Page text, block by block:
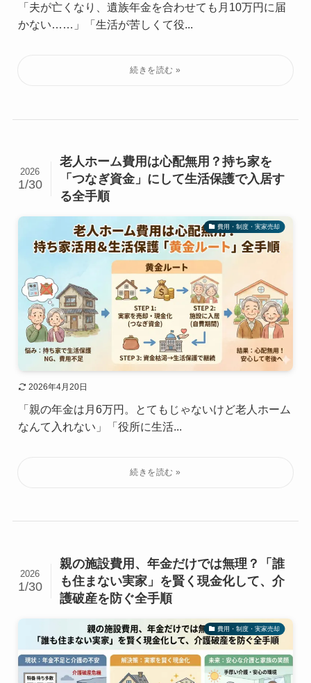
「夫が亡くなり、遺族年金を合わせても月10万円に届
かない……」「生活が苦しくて役...
老人ホーム費用は心配無用？持ち家を
「つなぎ資金」にして生活保護で入居す
る全手順
2026
1/30
費用・制度・実家売却
2026年4月20日
「親の年金は月6万円。とてもじゃないけど老人ホーム
なんて入れない」「役所に生活...
親の施設費用、年金だけでは無理？「誰
も住まない実家」を賢く現金化して、介
護破産を防ぐ全手順
2026
1/30
費用・制度・実家売却